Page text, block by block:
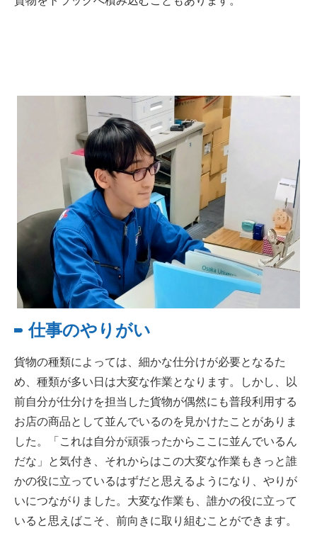
仕事のやりがい
貨物の種類によっては、細かな仕分けが必要となるた
め、種類が多い日は大変な作業となります。しかし、以
前自分が仕分けを担当した貨物が偶然にも普段利用する
お店の商品として並んでいるのを見かけたことがありま
した。「これは自分が頑張ったからここに並んでいるん
だな」と気付き、それからはこの大変な作業もきっと誰
かの役に立っているはずだと思えるようになり、やりが
いにつながりました。大変な作業も、誰かの役に立って
いると思えばこそ、前向きに取り組むことができます。